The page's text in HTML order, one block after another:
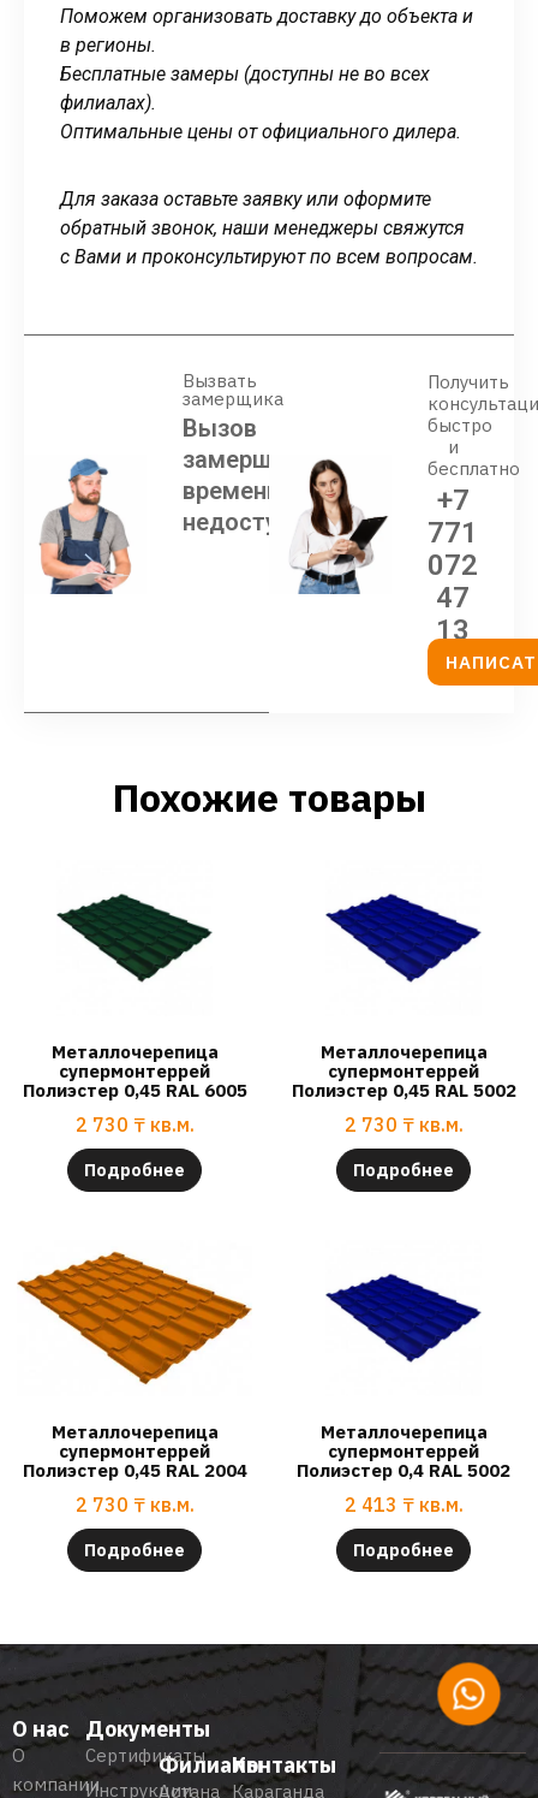
Поможем организовать доставку до объекта и
в регионы.
Бесплатные замеры (доступны не во всех
филиалах).
Оптимальные цены от официального дилера.
Для заказа оставьте заявку или оформите
обратный звонок, наши менеджеры свяжутся
с Вами и проконсультируют по всем вопросам.
Вызвать
замерщика
Вызов
замерщика
временно
недоступен
Получить
быстро
и
бесплатно
+7
771
072
47
13
Похожие товары
Металлочерепица
супермонтеррей
Полиэстер 0,45 RAL 6005
2 730 ₸ кв.м.
Подробнее
Металлочерепица
супермонтеррей
Полиэстер 0,45 RAL 5002
2 730 ₸ кв.м.
Подробнее
Металлочерепица
супермонтеррей
Полиэстер 0,45 RAL 2004
2 730 ₸ кв.м.
Подробнее
Металлочерепица
супермонтеррей
Полиэстер 0,4 RAL 5002
2 413 ₸ кв.м.
Подробнее
О нас
О
компании
Документы
Сертификаты
Инструкции
Филиалы
Астана
Контакты
Караганда